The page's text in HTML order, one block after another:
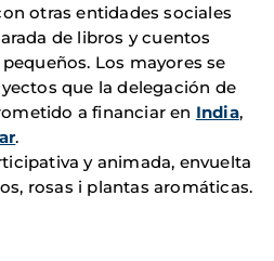
otras entidades sociales
de libros y cuentos
Los mayores se
que la delegación de
a financiar en India,
.
y animada, envuelta
rosas i plantas aromáticas.